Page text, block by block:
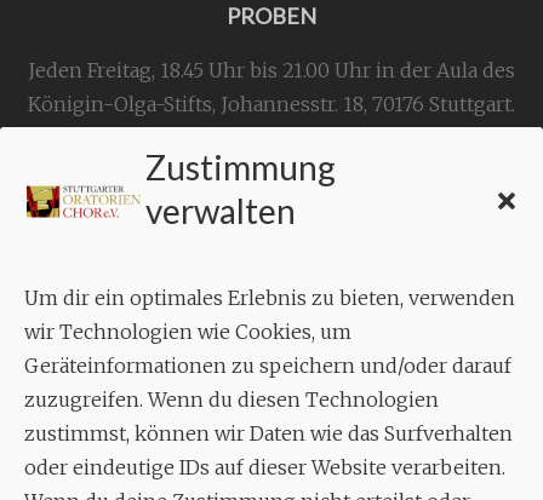
Zustimmung
verwalten
Um dir ein optimales Erlebnis zu bieten, verwenden
wir Technologien wie Cookies, um
Geräteinformationen zu speichern und/oder darauf
zuzugreifen. Wenn du diesen Technologien
zustimmst, können wir Daten wie das Surfverhalten
oder eindeutige IDs auf dieser Website verarbeiten.
PROBEN
Jeden Freitag, 18.45 Uhr bis 21.00 Uhr in der Aula des
Königin-Olga-Stifts, Johannesstr. 18, 70176 Stuttgart.
KONTAKT
Geschäftsstelle:
Aixheimer Str. 18
70619 Stuttgart
MUSIK
Musikalischer Leiter:
Enrico Trummer